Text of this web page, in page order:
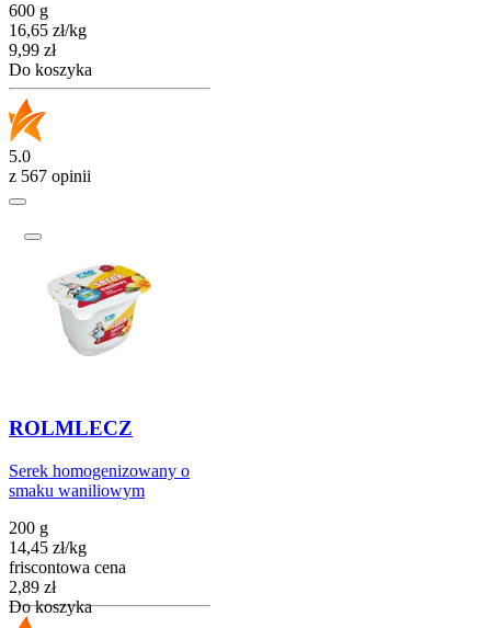
600 g
16,65 zł/kg
Cena
9,99 zł
Do koszyka
5.0
z 567 opinii
ROLMLECZ
Serek homogenizowany o
smaku waniliowym
200 g
14,45 zł/kg
friscontowa cena
Cena
2,89 zł
Do koszyka